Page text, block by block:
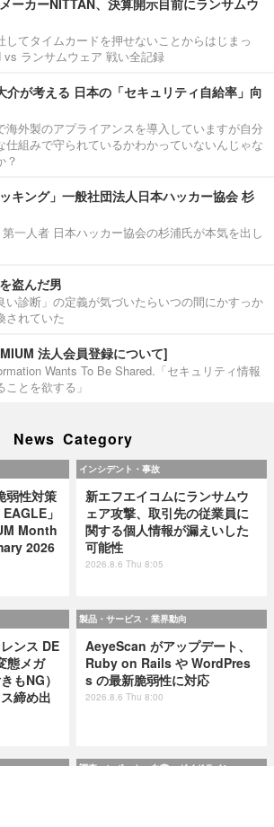
ーカーNITTAN、決算開示目前にランサムウ
してタイムカードを押せないことからはじまっ
vs ランサムウェア 戦い全記録
介が考える 日本の「セキュリティ自給率」向
海外製のアプライアンスを導入していますが自分
仕組みで守られているかわかっていないんじゃな
？
ッキング」一般社団法人日本ハッカー協会 杉
一人者 日本ハッカー協会の杉浦氏が本気を出し
盗んだ男
い診断」の定義が気づいたらいつの間にかすっか
されていた
法人会員登録について]
Wants To Be Shared.「セキュリティ情報
とを欲する」
News Category
弱性対策
」
Month
2026
インシデント・事故
新エフエイコムにランサムウ
ェア攻撃、取引先の従業員に
関する個人情報が漏えいした
可能性
2026.8.6 Thu 8:05
ンス DE
態メガ
もNG）
締め出
製品・サービス・業界動向
AeyeScan がアップデート、
Ruby on Rails や WordPres
s の最新脆弱性に対応
2026.8.6 Thu 8:00
調査・レポート・白書・ガイドライン